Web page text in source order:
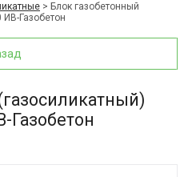
> Блок газобетонный
Газобетон
Газобетон